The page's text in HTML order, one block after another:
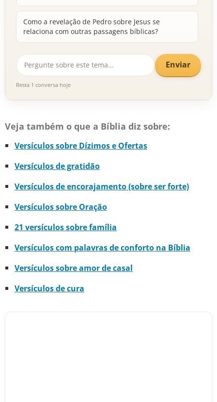
Como a revelação de Pedro sobre Jesus se
relaciona com outras passagens bíblicas?
Enviar
Resta 1 conversa hoje
Veja também o que a Bíblia diz sobre:
Versículos sobre Dízimos e Ofertas
Versículos de gratidão
Versículos de encorajamento (sobre ser forte)
Versículos sobre Oração
21 versículos sobre família
Versículos com palavras de conforto na Bíblia
Versículos sobre amor de casal
Versículos de cura